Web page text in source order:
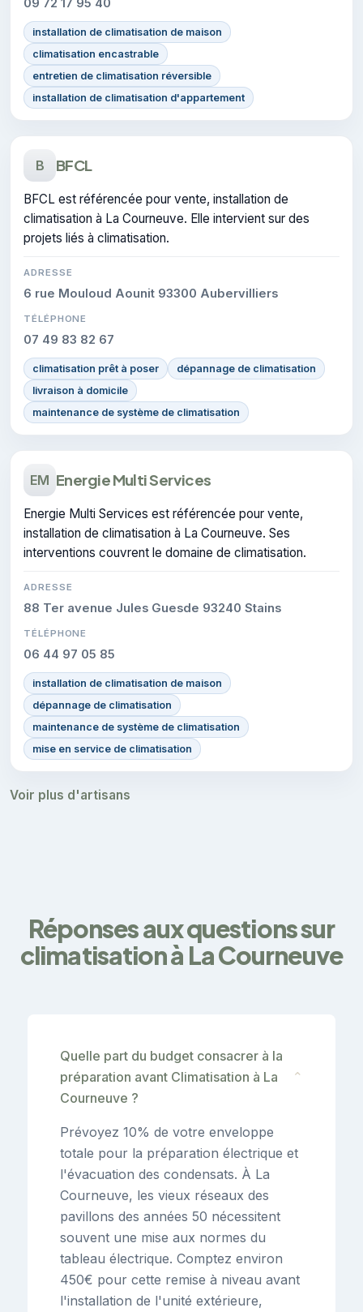
09 72 17 95 40
installation de climatisation de maison
climatisation encastrable
entretien de climatisation réversible
installation de climatisation d'appartement
B BFCL
BFCL est référencée pour vente, installation de
climatisation à La Courneuve. Elle intervient sur des
projets liés à climatisation.
ADRESSE
6 rue Mouloud Aounit 93300 Aubervilliers
TÉLÉPHONE
07 49 83 82 67
climatisation prêt à poser
dépannage de climatisation
livraison à domicile
maintenance de système de climatisation
EM Energie Multi Services
Energie Multi Services est référencée pour vente,
installation de climatisation à La Courneuve. Ses
interventions couvrent le domaine de climatisation.
ADRESSE
88 Ter avenue Jules Guesde 93240 Stains
TÉLÉPHONE
06 44 97 05 85
installation de climatisation de maison
dépannage de climatisation
maintenance de système de climatisation
mise en service de climatisation
Voir plus d'artisans
Réponses aux questions sur
climatisation à La Courneuve
Quelle part du budget consacrer à la
préparation avant Climatisation à La
Courneuve ?
⌄
Prévoyez 10% de votre enveloppe
totale pour la préparation électrique et
l'évacuation des condensats. À La
Courneuve, les vieux réseaux des
pavillons des années 50 nécessitent
souvent une mise aux normes du
tableau électrique. Comptez environ
450€ pour cette remise à niveau avant
l'installation de l'unité extérieure,